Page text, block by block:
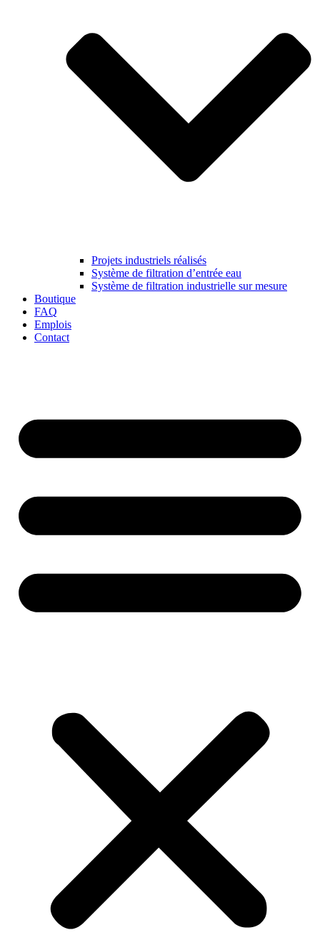
Projets industriels réalisés
Système de filtration d’entrée eau
Système de filtration industrielle sur mesure
Boutique
FAQ
Emplois
Contact